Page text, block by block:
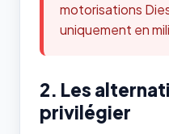
motorisations
uniquement en
2. Les
privilégier